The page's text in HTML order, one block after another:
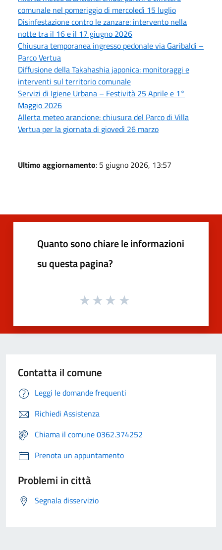
comunale nel pomeriggio di mercoledì 15 luglio
Disinfestazione contro le zanzare: intervento nella
notte tra il 16 e il 17 giugno 2026
Chiusura temporanea ingresso pedonale via Garibaldi –
Parco Vertua
Diffusione della Takahashia japonica: monitoraggi e
interventi sul territorio comunale
Servizi di Igiene Urbana – Festività 25 Aprile e 1°
Maggio 2026
Allerta meteo arancione: chiusura del Parco di Villa
Vertua per la giornata di giovedì 26 marzo
Ultimo aggiornamento: 5 giugno 2026, 13:57
Quanto sono chiare le informazioni
su questa pagina?
Contatta il comune
Leggi le domande frequenti
Richiedi Assistenza
Chiama il comune 0362.374252
Prenota un appuntamento
Problemi in città
Segnala disservizio